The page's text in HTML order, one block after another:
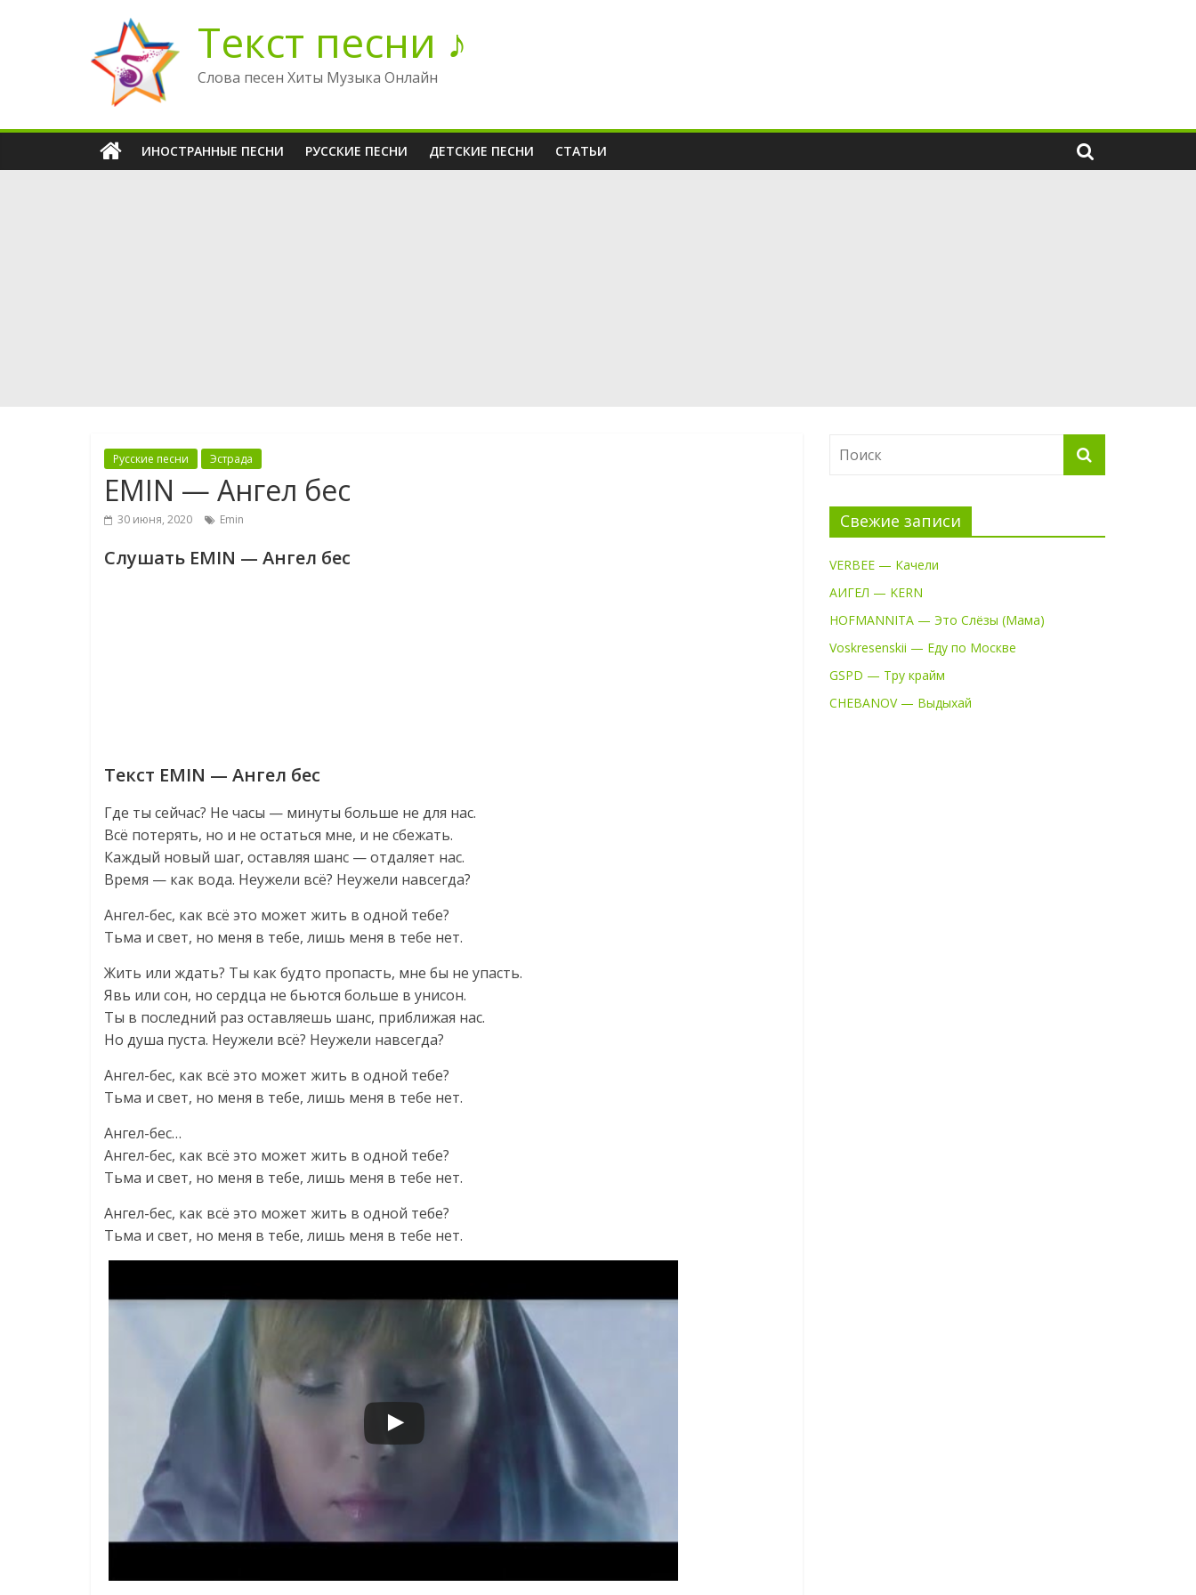
содержимому
Текст песни ♪
Слова песен Хиты Музыка Онлайн
ИНОСТРАННЫЕ ПЕСНИ РУССКИЕ ПЕСНИ ДЕТСКИЕ ПЕСНИ СТАТЬИ
Русские песни Эстрада
EMIN — Ангел бес
30 июня, 2020 Emin
Слушать EMIN — Ангел бес
Текст EMIN — Ангел бес
Где ты сейчас? Не часы — минуты больше не для нас.
Всё потерять, но и не остаться мне, и не сбежать.
Каждый новый шаг, оставляя шанс — отдаляет нас.
Время — как вода. Неужели всё? Неужели навсегда?
Ангел-бес, как всё это может жить в одной тебе?
Тьма и свет, но меня в тебе, лишь меня в тебе нет.
Жить или ждать? Ты как будто пропасть, мне бы не упасть.
Явь или сон, но сердца не бьются больше в унисон.
Ты в последний раз оставляешь шанс, приближая нас.
Но душа пуста. Неужели всё? Неужели навсегда?
Ангел-бес, как всё это может жить в одной тебе?
Тьма и свет, но меня в тебе, лишь меня в тебе нет.
Ангел-бес…
Ангел-бес, как всё это может жить в одной тебе?
Тьма и свет, но меня в тебе, лишь меня в тебе нет.
Ангел-бес, как всё это может жить в одной тебе?
Тьма и свет, но меня в тебе, лишь меня в тебе нет.
Свежие записи
VERBEE — Качели
АИГЕЛ — KERN
HOFMANNITA — Это Слёзы (Мама)
Voskresenskii — Еду по Москве
GSPD — Тру крайм
CHEBANOV — Выдыхай